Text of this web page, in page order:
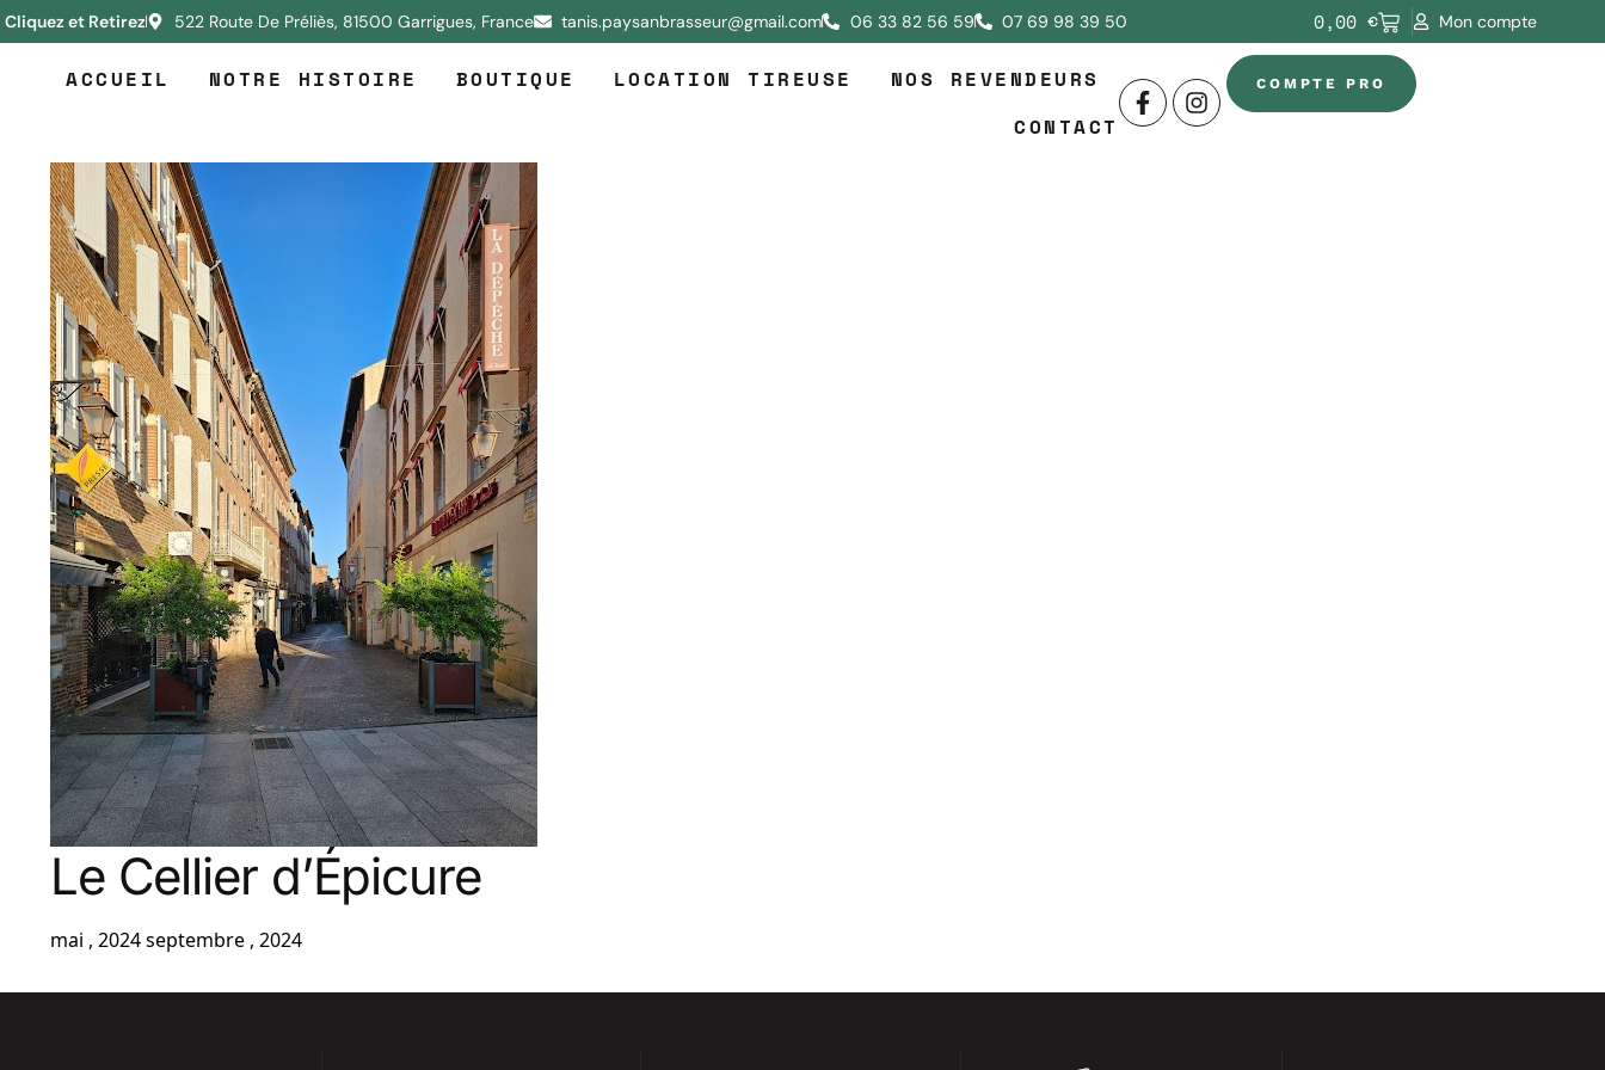
Cliquez et Retirez 522 Route De Préliès, 81500 Garrigues, France tanis.paysanbrasseur@gmail.com 06 33 82 56 59 07 69 98 39 50 0,00 € Mon compte
ACCUEIL NOTRE HISTOIRE BOUTIQUE LOCATION TIREUSE
NOS REVENDEURS
CONTACT
COMPTE PRO
Le Cellier d’Épicure
mai , 2024septembre , 2024